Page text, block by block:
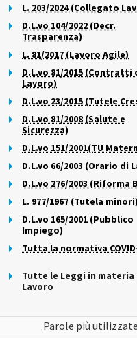
L. 203/2024 (Collegato
D.L.vo 104/2022 (Decr.
Trasparenza)
L. 81/2017 (Lavoro Agile)
D.L.vo 81/2015 (Contratti
Lavoro)
D.L.vo 23/2015 (Tutele
D.L.vo 81/2008 (Salute e
Sicurezza)
D.L.vo 151/2001(TU
D.L.vo 66/2003 (Orario di
D.L.vo 276/2003 (Riforma
L. 977/1967 (Tutela minori)
D.L.vo 165/2001 (Pubblico
Impiego)
Tutta la normativa
Tutte le Leggi in materia
Lavoro
Parole più utilizzate